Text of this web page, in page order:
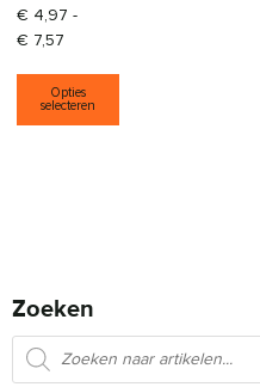
€ 4,97 -
€ 7,57
Opties
selecteren
Dit product
Zoeken
Producten zoeken